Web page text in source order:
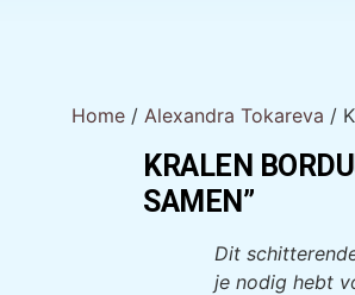
Home / Alexandra Tokareva /
KRALEN
SAMEN”
Dit
je nodig hebt